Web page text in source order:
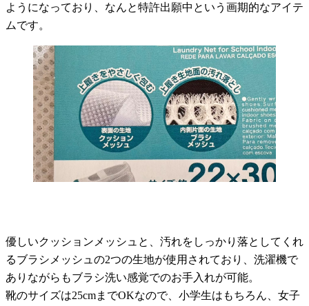
ようになっており、なんと特許出願中という画期的なアイテ
ムです。
優しいクッションメッシュと、汚れをしっかり落としてくれ
るブラシメッシュの2つの生地が使用されており、洗濯機で
ありながらもブラシ洗い感覚でのお手入れが可能。
靴のサイズは25cmまでOKなので、小学生はもちろん、女子